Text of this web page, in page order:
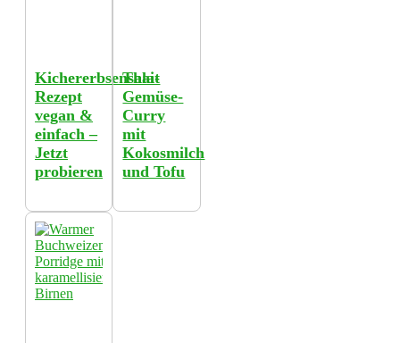
Kichererbsensalat
Rezept
vegan &
einfach –
Jetzt
probieren
Thai-
Gemüse-
Curry
mit
Kokosmilch
und Tofu